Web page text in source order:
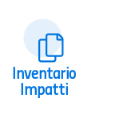
Inventario
Impatti